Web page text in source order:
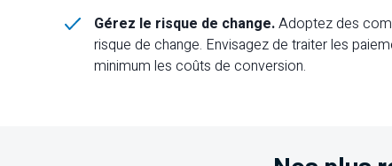
Gérez le risque de change.Adoptez des
risque de change. Envisagez de traiter les
minimum les coûts de conversion.